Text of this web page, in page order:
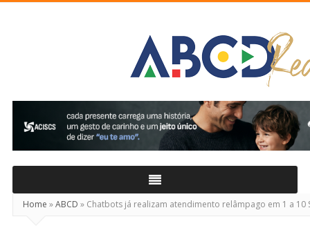
Home »ABCD » Chatbots já realizam atendimento relâmpago em 1 a 10